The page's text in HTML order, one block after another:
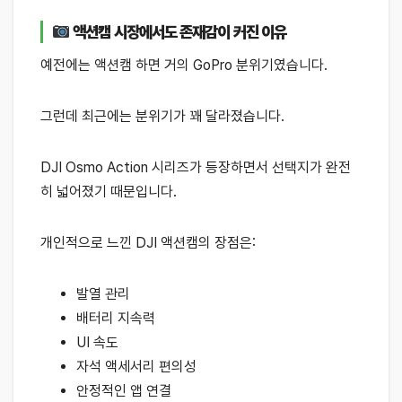
액션캠 시장에서도 존재감이 커진 이유
예전에는 액션캠 하면 거의 GoPro 분위기였습니다.
그런데 최근에는 분위기가 꽤 달라졌습니다.
DJI Osmo Action 시리즈가 등장하면서 선택지가 완전
히 넓어졌기 때문입니다.
개인적으로 느낀 DJI 액션캠의 장점은:
발열 관리
배터리 지속력
UI 속도
자석 액세서리 편의성
안정적인 앱 연결